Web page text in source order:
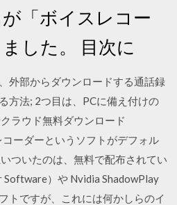
「ボイスレコー
した。 目次に
外部からダウンロードする通話録
方法; 2つ目は、PCに備え付けの
ラウド無料ダウンロード
ーダーというソフトがデフォル
ついたのは、無料で配布されてい
Software）や Nvidia ShadowPlay
トですが、これには何かしらのイ